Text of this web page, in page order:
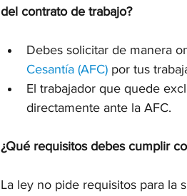
del contrato de trabajo?
Debes solicitar de manera
Cesantía (AFC) por tus
El trabajador que quede
directamente ante la AFC.
¿Qué requisitos debes cumplir
La ley no pide requisitos para la